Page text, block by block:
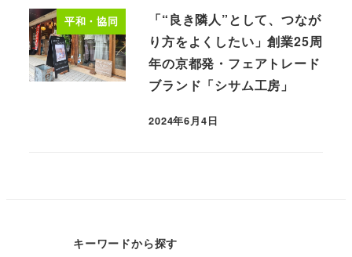
平和・協同
「“良き隣人”として、つなが
り方をよくしたい」創業25周
年の京都発・フェアトレード
ブランド「シサム工房」
2024年6月4日
キーワードから探す